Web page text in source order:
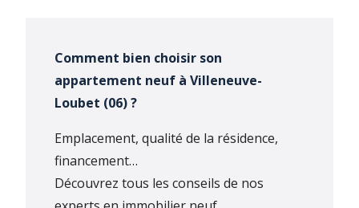
Comment bien choisir son
appartement neuf à Villeneuve-
Loubet (06) ?
Emplacement, qualité de la résidence,
financement…
Découvrez tous les conseils de nos